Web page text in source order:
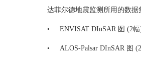
达菲尔德地震监测所用的数据
• ENVISAT DInSAR 图 (2
• ALOS-Palsar DInSAR 图